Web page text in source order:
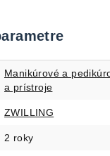
Manikúrové a
a prístroje
ZWILLING
2 roky